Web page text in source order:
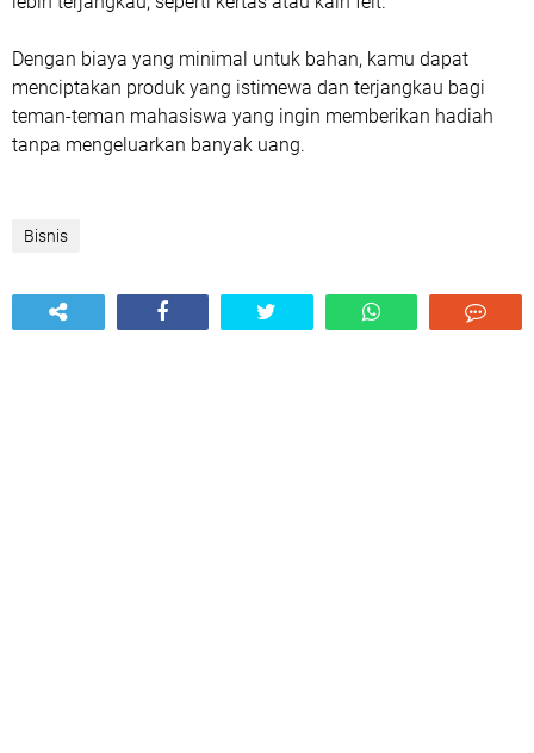
Dengan biaya yang minimal untuk bahan, kamu dapat
menciptakan produk yang istimewa dan terjangkau bagi
teman-teman mahasiswa yang ingin memberikan hadiah
tanpa mengeluarkan banyak uang.
Bisnis